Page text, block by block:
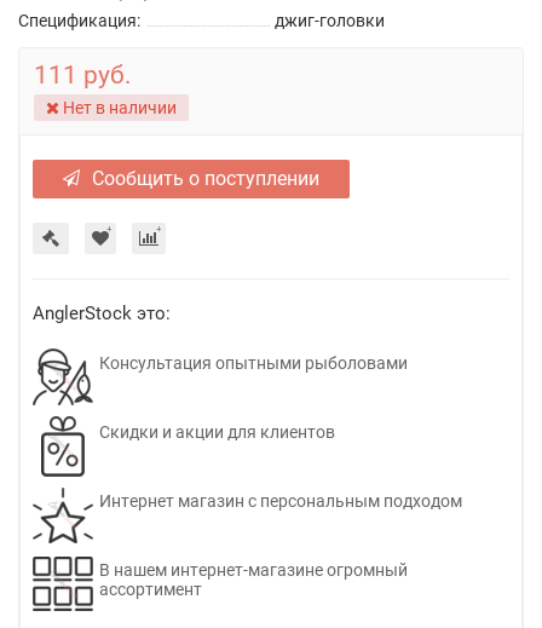
Спецификация:
джиг-головки
111 руб.
Нет в наличии
Сообщить о поступлении
AnglerStock это:
Консультация опытными рыболовами
Скидки и акции для клиентов
Интернет магазин с персональным подходом
В нашем интернет-магазине огромный
ассортимент